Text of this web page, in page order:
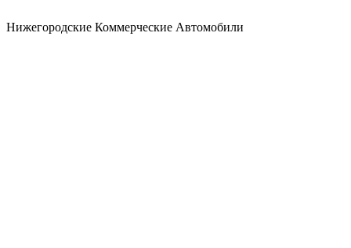
Нижегородские Коммерческие Автомобили